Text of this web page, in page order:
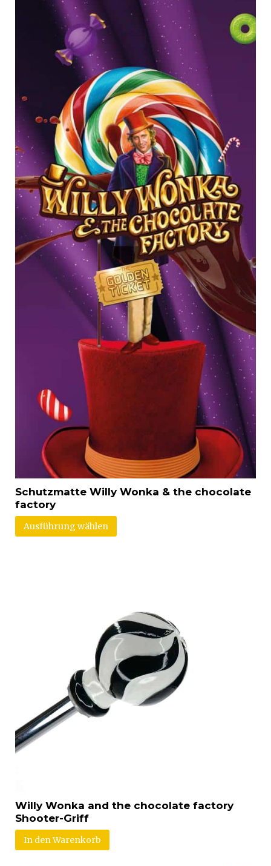
Schutzmatte Willy Wonka & the chocolate
factory
Ausführung wählen
Willy Wonka and the chocolate factory
Shooter-Griff
In den Warenkorb